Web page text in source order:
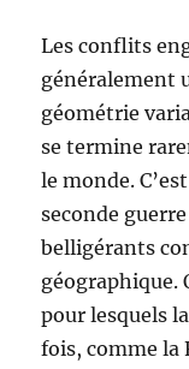
Les conflits
généralement
géométrie
se termine
le monde.
seconde
belligérants
géographique.
pour lesquels
fois, comme la